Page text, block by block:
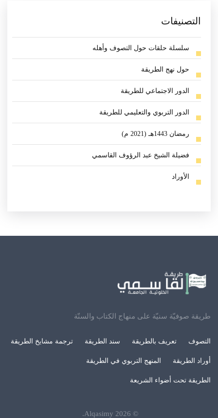
التصنيفات
سلسلة حلقات حول التصوف وأهله
حول نهج الطريقة
الدور الاجتماعي للطريقة
الدور التربوي والتعليمي للطريقة
رمضان 1443هـ (2021 م)
فضيلة الشيخ عبد الرؤوف القاسمي
الأوراد
طريقة صوفيّة سنيّة على منهاج الكتاب والسنّة
التصوف تعريف بالطريقة سند الطريقة ترجمة مشايخ الطريقة
أوراد الطريقة المنهج التربوي في الطريقة
الطريقة تحت أضواء الشريعة
©
2026
Alqasimy
.